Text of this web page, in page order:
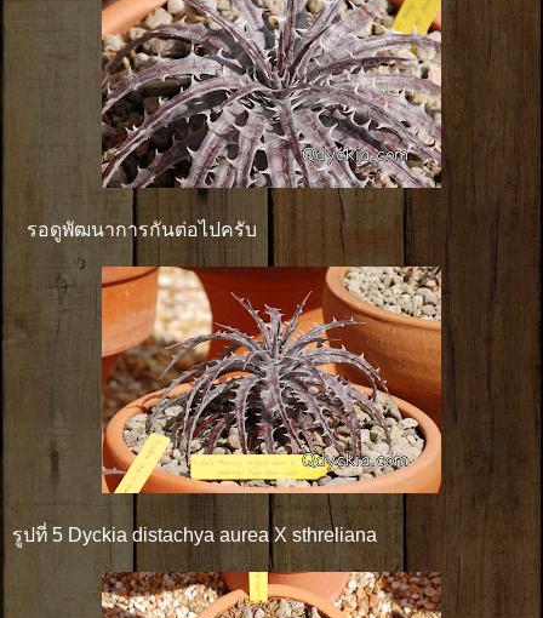
รอดูพัฒนาการกันต่อไปครับ
รูปที่ 5 Dyckia distachya aurea X sthreliana